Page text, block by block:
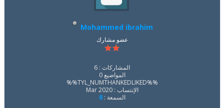
Mohammed ibrahim
عضو مشارك
المشاركات : 6
المواضيع 0
%%TYL_NUMTHANKEDLIKED%%
الإنتساب : Mar 2020
السمعة :0